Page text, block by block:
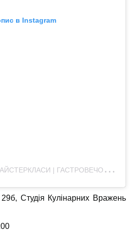
в Instagram
Д
опис, поширений МАЙСТЕРКЛАСИ | ГАСТРОВЕЧОРИ | КОРПОРАТИВИ ЛЬВІВ (@ucook.lviv)
Студія Кулінарних Вражень